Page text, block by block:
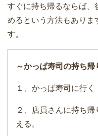
すぐに持ち帰るならば、
めるという方法もありま
す。
～かっぱ寿司の持ち
１、かっぱ寿司に行く
２、店員さんに持ち
える。